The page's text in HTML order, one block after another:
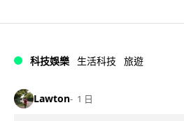
科技娛樂 生活科技 旅遊
Lawton 1 日